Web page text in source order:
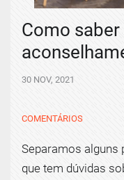
Como
30 NOV, 2021
COMENTÁRIOS
Separamos alguns
que tem dúvidas